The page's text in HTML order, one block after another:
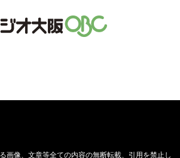
画像、文章等全ての内容の無断転載、引用を禁止し